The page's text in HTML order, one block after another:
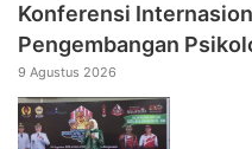
Konferensi
Pengembangan
9 Agustus 2026